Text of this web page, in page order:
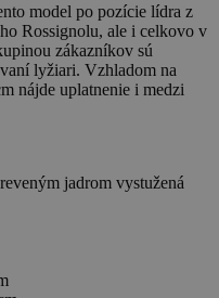
model po pozície lídra z
Rossignolu, ale i celkovo v
zákazníkov sú
lyžiari. Vzhladom na
nájde uplatnenie i medzi
jadrom vystužená